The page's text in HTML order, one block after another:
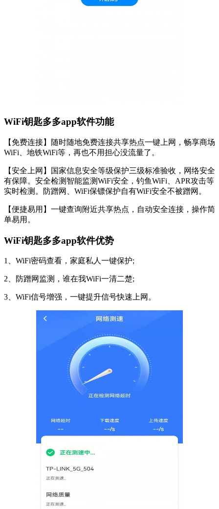
WiFi钥匙多多app软件功能
【免费连接】随时随地免费连接共享热点一键上网，畅享商场
WiFi、地铁WiFi等，再也不用担心没流量了。
【安全上网】国家信息安全等级保护三级标准验收，网络安全
有保障。安全检测智能监测WiFi安全，钓鱼WiFi、APR攻击等
实时检测。防蹭网、WiFi保镖保护自有WiFi安全不被蹭网。
【便捷易用】一键查询附近共享热点，自动安全连接，操作简
单易用。
WiFi钥匙多多app软件优势
1、WiFi密码查看，家庭私人一键保护;
2、防蹭网监测，谁在我WiFi一清二楚;
3、WiFi信号增强，一键提升信号快速上网。